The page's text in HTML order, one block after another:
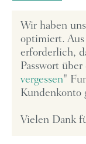
Wir haben
optimiert.
erforderlich,
Passwort
vergessen"
Kundenkonto
Vielen Dank